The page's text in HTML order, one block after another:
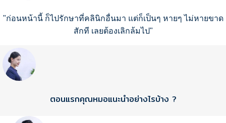
"ก่อนหน้านี้ ก็ไปรักษาที่คลินิกอื่นมา แต่ก็เป็นๆ หายๆ ไม่หายขาด
สักที เลยต้องเลิกล้มไป"
ตอนแรกคุณหมอแนะนำอย่างไรบ้าง ?